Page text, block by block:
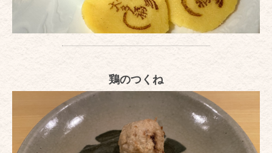
鶏のつくね